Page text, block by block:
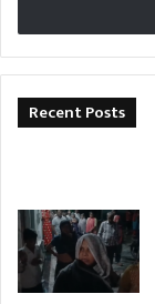
Recent Posts